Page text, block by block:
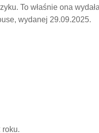
To właśnie ona
wydanej 29.09.2025.
roku.